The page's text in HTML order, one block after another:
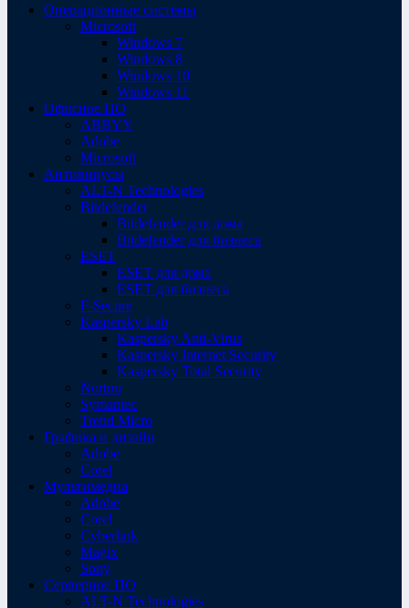
Операционные системы
Microsoft
Windows 7
Windows 8
Windows 10
Windows 11
Офисное ПО
ABBYY
Adobe
Microsoft
Антивирусы
ALT-N Technologies
Bitdefender
Bitdefender для дома
Bitdefender для бизнеса
ESET
ESET для дома
ESET для бизнеса
F-Secure
Kaspersky Lab
Kaspersky Anti-Virus
Kaspersky Internet Security
Kaspersky Total Security
Norton
Symantec
Trend Micro
Графика и дизайн
Adobe
Corel
Мультимедиа
Adobe
Corel
Cyberlink
Magix
Sony
Серверное ПО
ALT-N Technologies